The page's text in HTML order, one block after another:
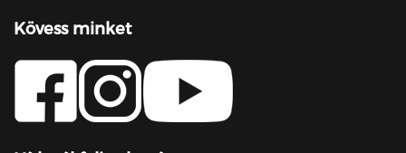
Kövess minket